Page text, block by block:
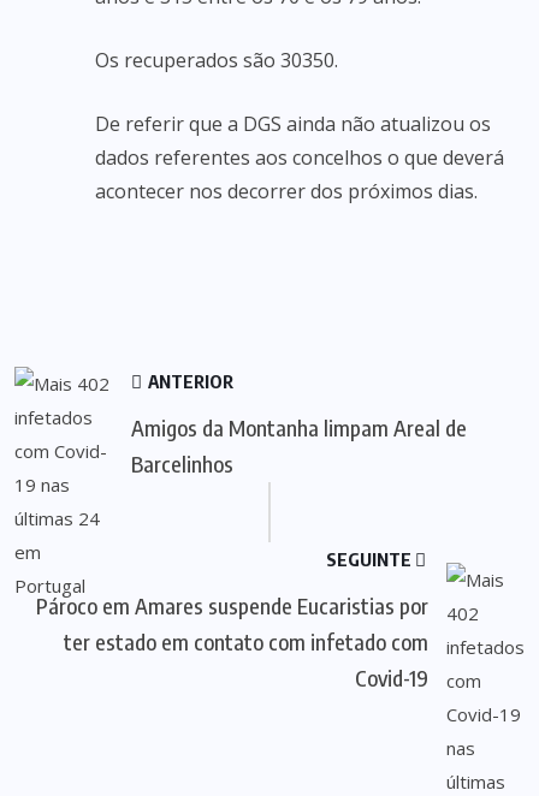
Os recuperados são 30350.
De referir que a DGS ainda não atualizou os
dados referentes aos concelhos o que deverá
acontecer nos decorrer dos próximos dias.
ANTERIOR
Amigos da Montanha limpam Areal de
Barcelinhos
SEGUINTE
Pároco em Amares suspende Eucaristias por
ter estado em contato com infetado com
Covid-19